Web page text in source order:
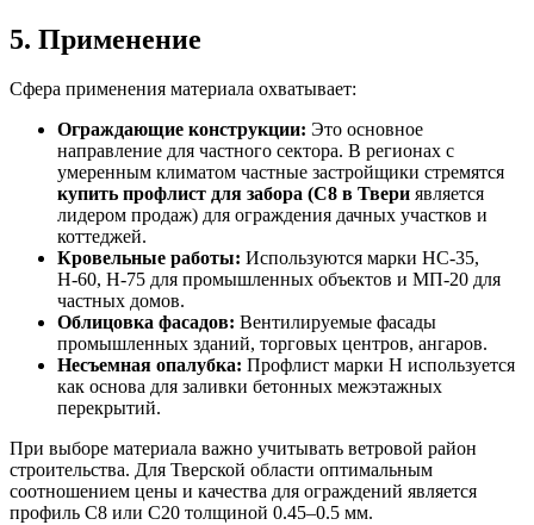
5. Применение
Сфера применения материала охватывает:
Ограждающие конструкции: Это основное
направление для частного сектора. В регионах с
умеренным климатом частные застройщики стремятся
купить профлист для забора (С8 в Твери является
лидером продаж) для ограждения дачных участков и
коттеджей.
Кровельные работы: Используются марки НС-35,
Н-60, Н-75 для промышленных объектов и МП-20 для
частных домов.
Облицовка фасадов: Вентилируемые фасады
промышленных зданий, торговых центров, ангаров.
Несъемная опалубка: Профлист марки Н используется
как основа для заливки бетонных межэтажных
перекрытий.
При выборе материала важно учитывать ветровой район
строительства. Для Тверской области оптимальным
соотношением цены и качества для ограждений является
профиль С8 или С20 толщиной 0.45–0.5 мм.